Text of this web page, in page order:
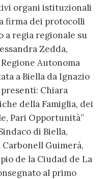
organi istituzionali
firma dei protocolli
a regia regionale su
Zedda,
Autonoma
a Biella da Ignazio
presenti: Chiara
della Famiglia, dei
Pari Opportunità”
di Biella,
Guimerá,
de la Ciudad de La
al primo